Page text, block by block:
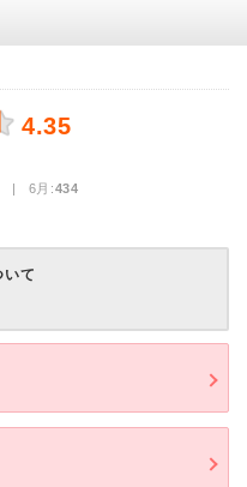
4.35
| 6月:434
いて